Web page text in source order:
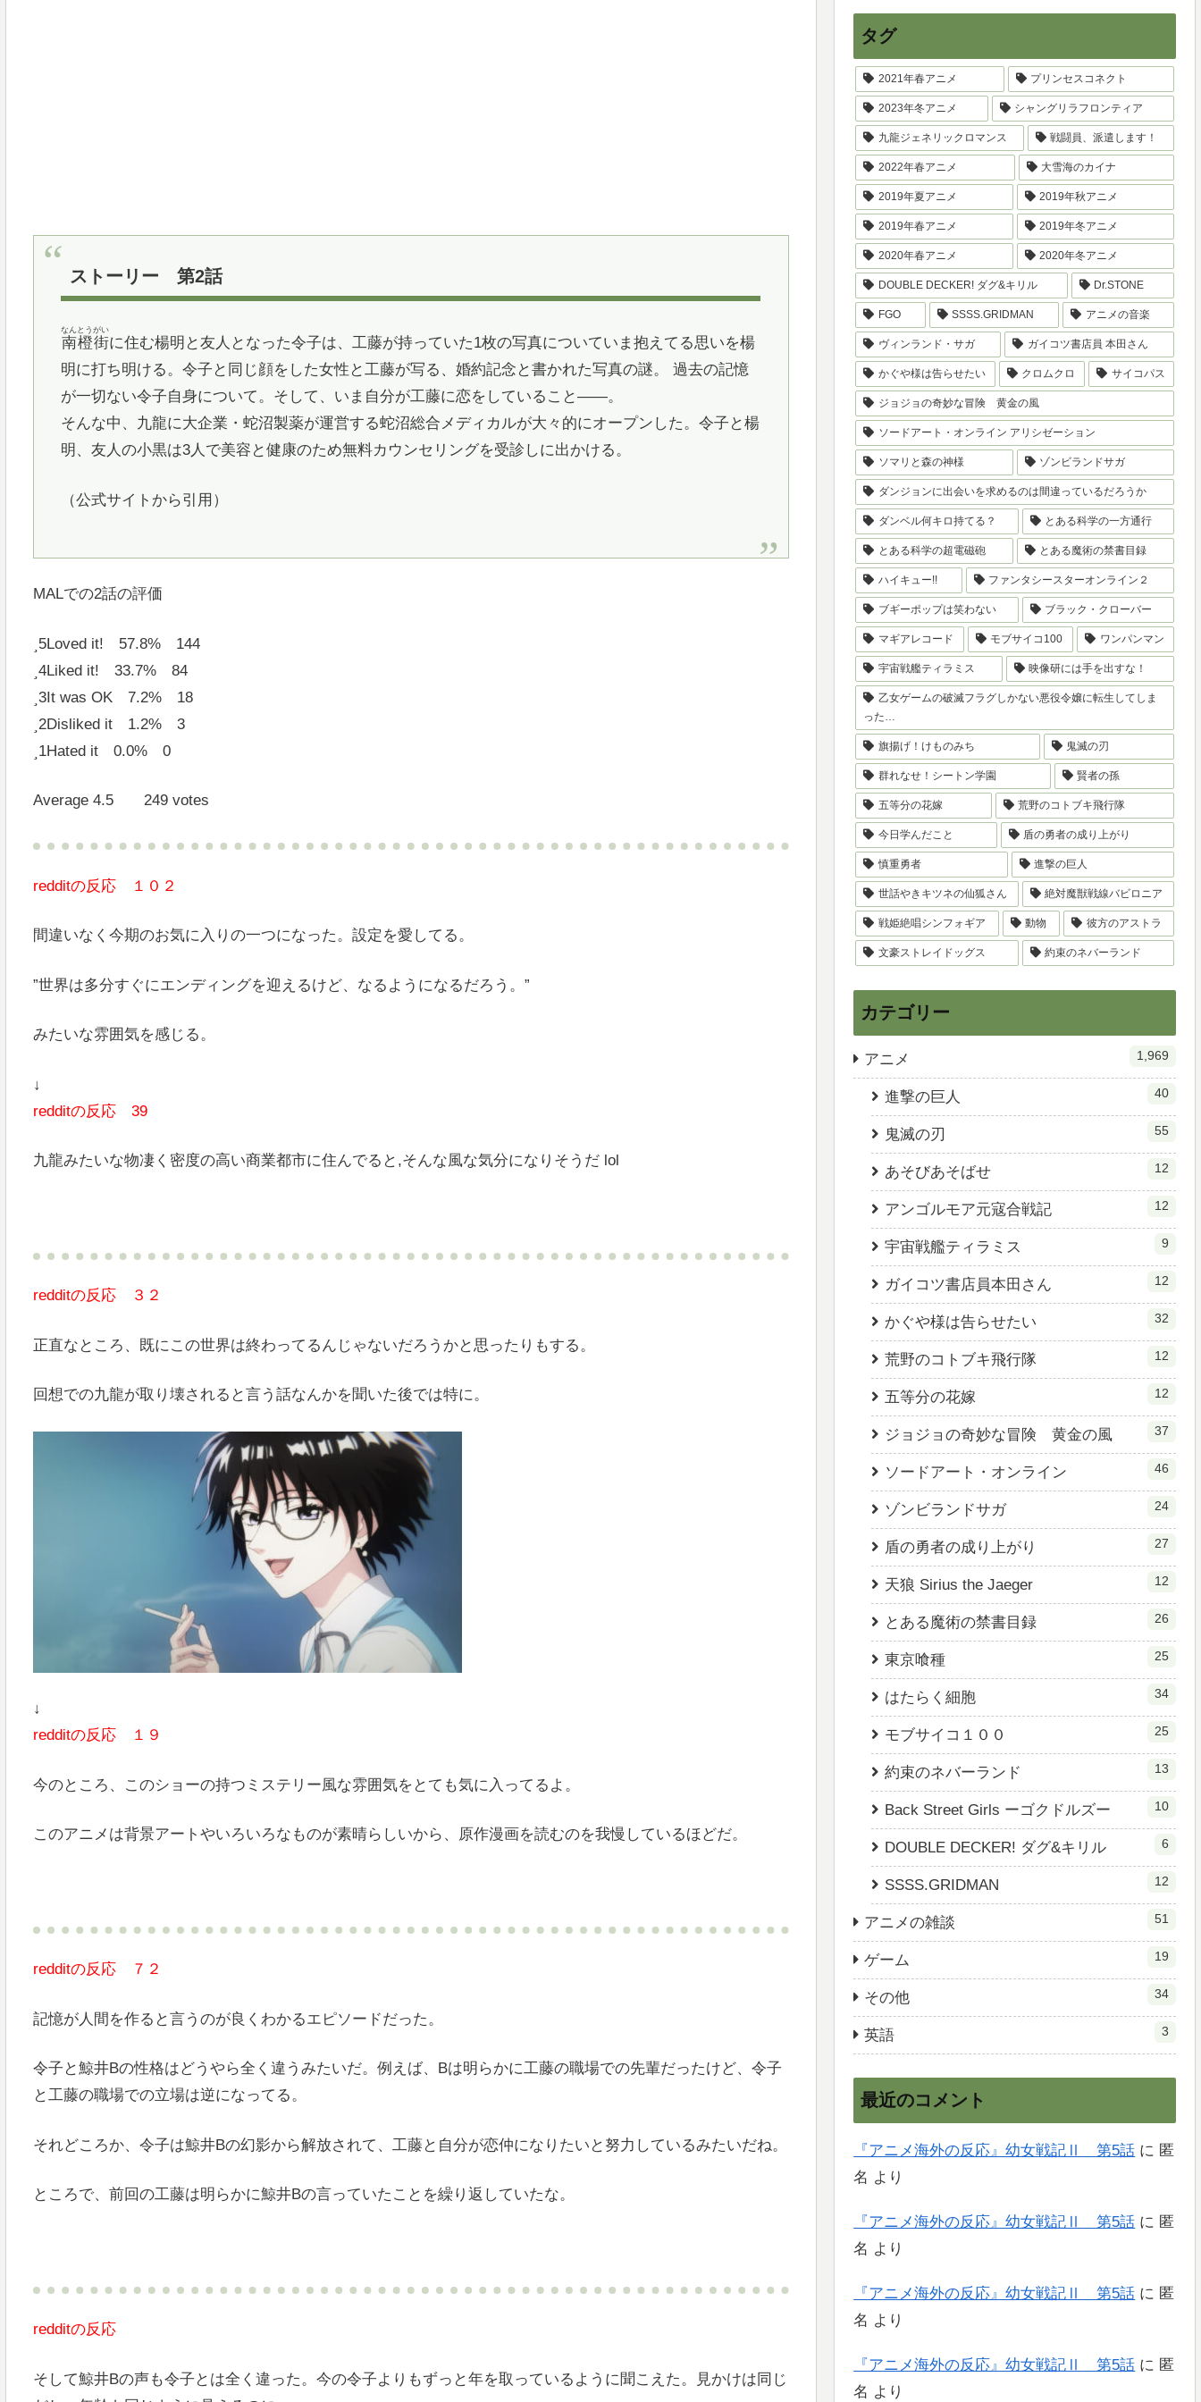
ストーリー 第2話
南橙街
なんとうがい
に住む楊明と友人となった令子は、工藤が持っていた1枚の写真についていま抱えてる思いを楊
明に打ち明ける。令子と同じ顔をした女性と工藤が写る、婚約記念と書かれた写真の謎。 過去の記憶
が一切ない令子自身について。そして、いま自分が工藤に恋をしていること――。
そんな中、九龍に大企業・蛇沼製薬が運営する蛇沼総合メディカルが大々的にオープンした。令子と楊
明、友人の小黒は3人で美容と健康のため無料カウンセリングを受診しに出かける。
（公式サイトから引用）
MALでの2話の評価
5Loved it! 57.8% 144
4Liked it! 33.7% 84
3It was OK 7.2% 18
2Disliked it 1.2% 3
1Hated it 0.0% 0
Average 4.5 249 votes
redditの反応 １０２
間違いなく今期のお気に入りの一つになった。設定を愛してる。
”世界は多分すぐにエンディングを迎えるけど、なるようになるだろう。”
みたいな雰囲気を感じる。
↓
redditの反応 39
九龍みたいな物凄く密度の高い商業都市に住んでると,そんな風な気分になりそうだ lol
redditの反応 ３２
正直なところ、既にこの世界は終わってるんじゃないだろうかと思ったりもする。
回想での九龍が取り壊されると言う話なんかを聞いた後では特に。
↓
redditの反応 １９
今のところ、このショーの持つミステリー風な雰囲気をとても気に入ってるよ。
このアニメは背景アートやいろいろなものが素晴らしいから、原作漫画を読むのを我慢しているほどだ。
redditの反応 ７２
記憶が人間を作ると言うのが良くわかるエピソードだった。
令子と鯨井Bの性格はどうやら全く違うみたいだ。例えば、Bは明らかに工藤の職場での先輩だったけど、令子
と工藤の職場での立場は逆になってる。
それどころか、令子は鯨井Bの幻影から解放されて、工藤と自分が恋仲になりたいと努力しているみたいだね。
ところで、前回の工藤は明らかに鯨井Bの言っていたことを繰り返していたな。
redditの反応
そして鯨井Bの声も令子とは全く違った。今の令子よりもずっと年を取っているように聞こえた。見かけは同じ
タグ
2021年春アニメ プリンセスコネクト
2023年冬アニメ シャングリラフロンティア
九龍ジェネリックロマンス 戦闘員、派遣します！
2022年春アニメ 大雪海のカイナ
2019年夏アニメ 2019年秋アニメ
2019年春アニメ 2019年冬アニメ
2020年春アニメ 2020年冬アニメ
DOUBLE DECKER! ダグ&キリル Dr.STONE
FGO SSSS.GRIDMAN アニメの音楽
ヴィンランド・サガ ガイコツ書店員 本田さん
かぐや様は告らせたい クロムクロ サイコパス
ジョジョの奇妙な冒険 黄金の風
ソードアート・オンライン アリシゼーション
ソマリと森の神様 ゾンビランドサガ
ダンジョンに出会いを求めるのは間違っているだろうか
ダンベル何キロ持てる？ とある科学の一方通行
とある科学の超電磁砲 とある魔術の禁書目録
ハイキュー!! ファンタシースターオンライン２
ブギーポップは笑わない ブラック・クローバー
マギアレコード モブサイコ100 ワンパンマン
宇宙戦艦ティラミス 映像研には手を出すな！
乙女ゲームの破滅フラグしかない悪役令嬢に転生してしま
った…
旗揚げ！けものみち 鬼滅の刃
群れなせ！シートン学園 賢者の孫
五等分の花嫁 荒野のコトブキ飛行隊
今日学んだこと 盾の勇者の成り上がり
慎重勇者 進撃の巨人
世話やきキツネの仙狐さん 絶対魔獣戦線バビロニア
戦姫絶唱シンフォギア 動物 彼方のアストラ
文豪ストレイドッグス 約束のネバーランド
カテゴリー
アニメ 1,969
進撃の巨人 40
鬼滅の刃 55
あそびあそばせ 12
アンゴルモア元寇合戦記 12
宇宙戦艦ティラミス 9
ガイコツ書店員本田さん 12
かぐや様は告らせたい 32
荒野のコトブキ飛行隊 12
五等分の花嫁 12
ジョジョの奇妙な冒険 黄金の風 37
ソードアート・オンライン 46
ゾンビランドサガ 24
盾の勇者の成り上がり 27
天狼 Sirius the Jaeger 12
とある魔術の禁書目録 26
東京喰種 25
はたらく細胞 34
モブサイコ１００ 25
約束のネバーランド 13
Back Street Girls ーゴクドルズー 10
DOUBLE DECKER! ダグ&キリル 6
SSSS.GRIDMAN 12
アニメの雑談 51
ゲーム 19
その他 34
英語 3
最近のコメント
『アニメ海外の反応』幼女戦記Ⅱ 第5話 に 匿
名 より
『アニメ海外の反応』幼女戦記Ⅱ 第5話 に 匿
名 より
『アニメ海外の反応』幼女戦記Ⅱ 第5話 に 匿
名 より
『アニメ海外の反応』幼女戦記Ⅱ 第5話 に 匿
名 より